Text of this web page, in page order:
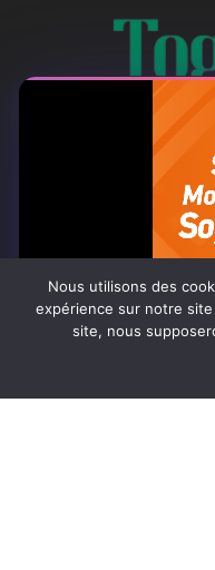
Togo Post est un
Tel :
Contactez-
Nous utilisons des
expérience sur notre
site, nous